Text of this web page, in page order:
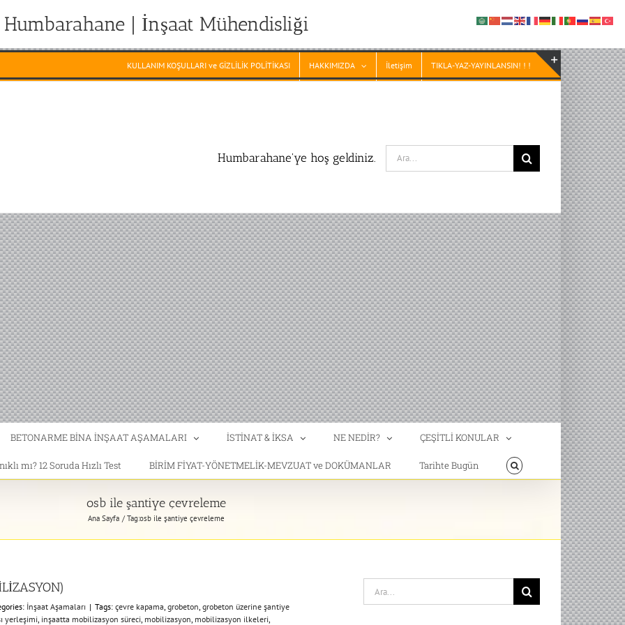
Humbarahane | İnşaat Mühendisliği
KULLANIM KOŞULLARI ve GİZLİLİK POLİTİKASI HAKKIMIZDA İletişim TIKLA-YAZ-YAYINLANSIN! ! !
Humbarahane'ye hoş geldiniz.
Search
for:
BETONARME BİNA İNŞAAT AŞAMALARI İSTİNAT & İKSA NE NEDİR? ÇEŞİTLİ KONULAR
mı? 12 Soruda Hızlı Test BİRİM FİYAT-YÖNETMELİK-MEVZUAT ve DOKÜMANLAR Tarihte Bugün
osb ile şantiye çevreleme
Ana Sayfa Tag:osb ile şantiye çevreleme
İnşaat Aşamaları | Tags: çevre kapama, grobeton, grobeton üzerine şantiye
yerleşimi, inşaatta mobilizasyon süreci, mobilizasyon, mobilizasyon ilkeleri,
Search
for:
Toggle
Sliding
Bar
Area